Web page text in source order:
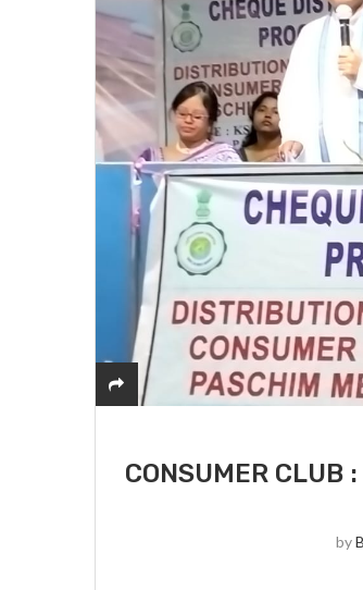
CONSUMER CLUB :
by